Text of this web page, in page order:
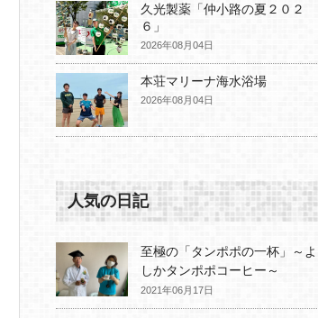
久光製薬「仲小路の夏２０２
６」
2026年08月04日
本荘マリーナ海水浴場
2026年08月04日
人気の日記
至極の「タンポポの一杯」～よ
しかタンポポコーヒー～
2021年06月17日